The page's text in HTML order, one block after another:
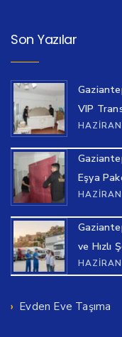
Son Yazılar
VIP
Eşya
ve Hızlı
Evden Eve Taşıma